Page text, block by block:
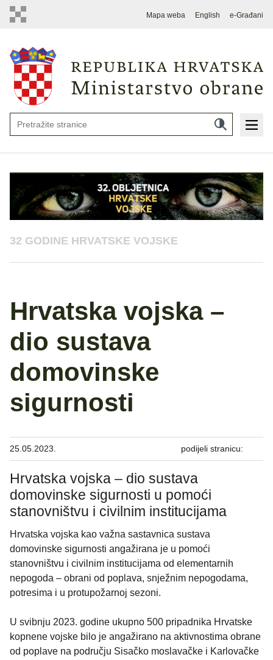
Mapa weba English e-Građani
32 GODINE HRVATSKE VOJSKE
Hrvatska vojska –
dio sustava
domovinske
sigurnosti
25.05.2023. podijeli stranicu:
Hrvatska vojska – dio sustava
domovinske sigurnosti u pomoći
stanovništvu i civilnim institucijama
Hrvatska vojska kao važna sastavnica sustava
domovinske sigurnosti angažirana je u pomoći
stanovništvu i civilnim institucijama od elementarnih
nepogoda – obrani od poplava, snježnim nepogodama,
potresima i u protupožarnoj sezoni.
U svibnju 2023. godine ukupno 500 pripadnika Hrvatske
kopnene vojske bilo je angažirano na aktivnostima obrane
od poplave na području Sisačko moslavačke i Karlovačke